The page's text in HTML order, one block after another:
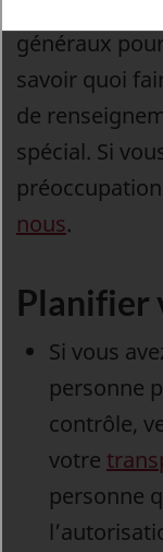
Cette section
généraux
savoir quoi
de
spécial. Si
nous.
Planifier
Si vous
personne
contrôle,
votre
personne